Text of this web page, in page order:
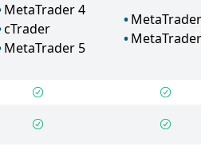
MetaTrader 4
cTrader
MetaTrader 5
MetaTrader 4
MetaTrader 5